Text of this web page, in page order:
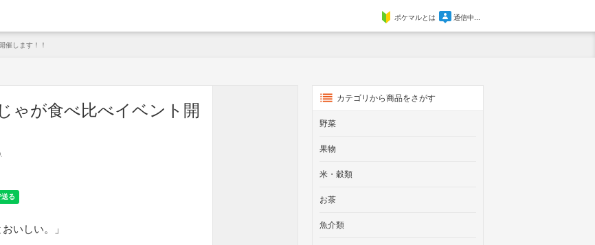
ポケマルとは 通信中...
催します！！
ゃが食べ比べイベント開
いしい。」
カテゴリから商品をさがす
野菜
果物
米・穀類
お茶
魚介類